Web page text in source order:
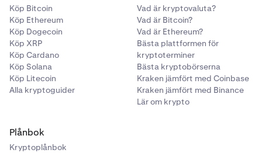
Köp Bitcoin
Köp Ethereum
Köp Dogecoin
Köp XRP
Köp Cardano
Köp Solana
Köp Litecoin
Alla kryptoguider
Vad är kryptovaluta?
Vad är Bitcoin?
Vad är Ethereum?
Bästa plattformen för
kryptoterminer
Bästa kryptobörserna
Kraken jämfört med Coinbase
Kraken jämfört med Binance
Lär om krypto
Plånbok
Kryptoplånbok